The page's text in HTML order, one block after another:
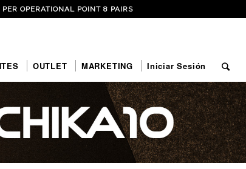
OPERATIONAL POINT 8 PAIRS
OUTLET MARKETING Iniciar Sesión